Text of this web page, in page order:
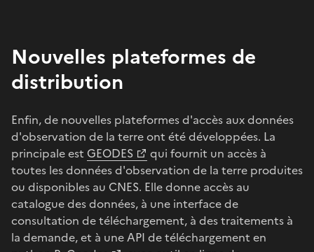
Nouvelles plateformes de
distribution
Enfin, de nouvelles plateformes d'accès aux données
d'observation de la terre ont été développées. La
principale est GEODES
qui fournit un accès à
toutes les données d'observation de la terre produites
ou disponibles au CNES. Elle donne accès au
catalogue des données, à une interface de
consultation de téléchargement, à des traitements à
la demande, et à une API de téléchargement en